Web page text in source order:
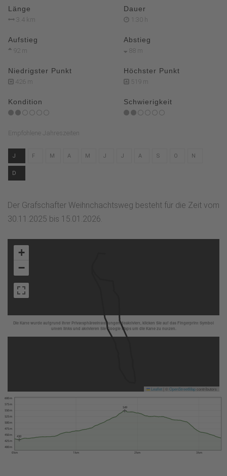
Länge
3.4 km
Dauer
1:30 h
Aufstieg
92 m
Abstieg
88 m
Niedrigster Punkt
426 m
Höchster Punkt
519 m
Kondition Schwierigkeit
Empfohlene Jahreszeiten
J F M A M J J A S O N
D
Der Grafschafter Weihnchachtsweg besteht für die Zeit vom
30.11.2025 bis 15.01.2026.
Die Karte wurde aufgrund Ihrer Privatsphäreeinstellungen deaktiviert, klicken Sie auf das Fingerprint Symbol
unten links und aktivieren Sie Google Maps um die Karte zu nutzen.
+
−
Leaflet OpenStreetMapcontributors
0 km 1 km 2 km 3 km
400 m
425 m
450 m
475 m
500 m
525 m
550 m
575 m
600 m
430
549